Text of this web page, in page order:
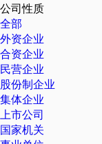
公司性质
全部
外资企业
合资企业
民营企业
股份制企业
集体企业
上市公司
国家机关